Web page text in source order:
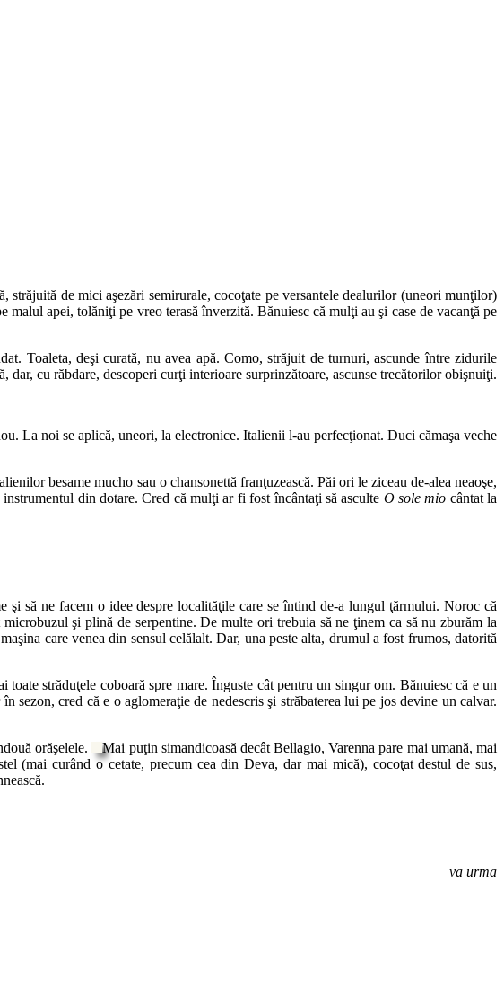
de mici aşezări semirurale, cocoţate pe versantele dealurilor (uneori munţilor)
apei, tolăniţi pe vreo terasă înverzită. Bănuiesc că mulţi au şi case de vacanţă pe
Toaleta, deşi curată, nu avea apă. Como, străjuit de turnuri, ascunde între zidurile
dar, cu răbdare, descoperi curţi interioare surprinzătoare, ascunse trecătorilor obişnuiţi.
La noi se aplică, uneori, la electronice. Italienii l-au perfecţionat. Duci cămaşa veche
besame mucho sau o chansonettă franţuzească. Păi ori le ziceau de-alea neaoşe,
din dotare. Cred că mulţi ar fi fost încântaţi să asculte O sole mio cântat la
să ne facem o idee despre localităţile care se întind de-a lungul ţărmului. Noroc că
microbuzul şi plină de serpentine.De multe ori trebuia să ne ţinem ca să nu zburăm la
care venea din sensul celălalt. Dar, una peste alta, drumul a fost frumos, datorită
străduţele coboară spre mare. Înguste cât pentru un singur om. Bănuiesc că e un
cred că e o aglomeraţie de nedescris şi străbaterea lui pe jos devine un calvar.
orăşelele.
Mai puţin simandicoasă decât Bellagio, Varenna pare mai umană, mai
(mai curând o cetate, precum cea din Deva, dar mai mică), cocoţat destul de sus,
va urma